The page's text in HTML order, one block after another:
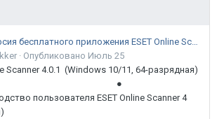
Новая версия бесплатного приложения ESET Online Scanner доступна пользователям
· Опубликовано Июль 25
Scanner 4.0.1 (Windows 10/11, 64-разрядная)
пользователя ESET Online Scanner 4